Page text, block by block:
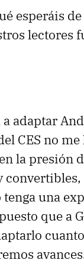
esperáis
lectores
a adaptar
CES no
la presión
convertibles,
una
que a